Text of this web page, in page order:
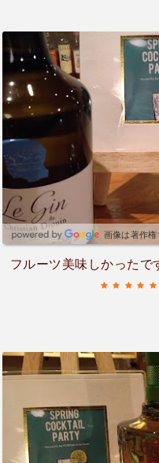
画像は著作権
フルーツ美味しかったで